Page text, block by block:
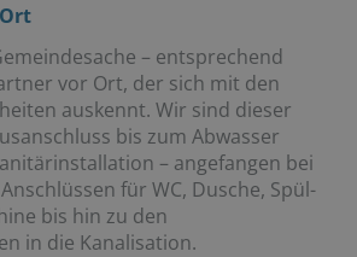
– entsprechend
vor Ort, der sich mit den
auskennt. Wir sind dieser
bis zum Abwasser
– angefangen bei
für WC, Dusche, Spül-
bis hin zu den
in die Kanalisation.